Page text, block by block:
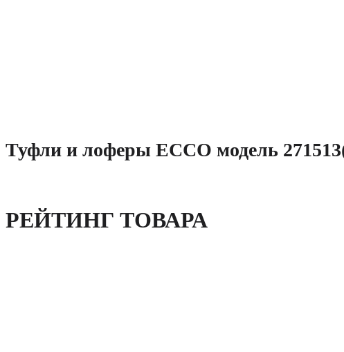
Туфли и лоферы ECCO модель
РЕЙТИНГ ТОВАРА